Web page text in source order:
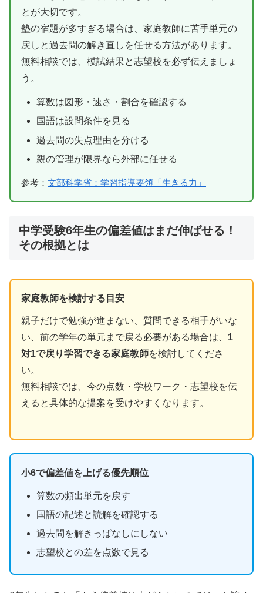
とが大切です。
塾の宿題が多すぎる場合は、家庭教師に苦手単元の
戻しと過去問の解き直しを任せる方法があります。
無料相談では、模試結果と志望校を必ず伝えましょ
う。
算数は図形・速さ・割合を確認する
国語は設問条件を見る
過去問の失点理由を分ける
親の管理が限界なら外部に任せる
参考： 文部科学省：学習指導要領「生きる力」
中学受験6年生の偏差値はまだ伸ばせる！
その根拠とは
家庭教師を検討する目安
親子だけで勉強が進まない、質問できる相手がいな
い、前の学年の単元まで戻る必要がある場合は、 1
対1で戻り学習できる家庭教師を検討してくださ
い。
無料相談では、今の点数・学校ワーク・志望校を伝
えると具体的な提案を受けやすくなります。
小6で偏差値を上げる優先順位
算数の頻出単元を戻す
国語の記述と読解を確認する
過去問を解きっぱなしにしない
志望校との差を点数で見る